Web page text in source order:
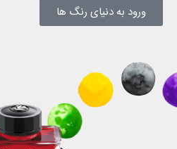
ورود به دنیای رنگ ها